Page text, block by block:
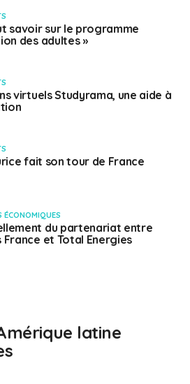
savoir sur le programme
des adultes »
virtuels Studyrama, une aide à
fait son tour de France
ÉCONOMIQUES
du partenariat entre
France et Total Energies
latine